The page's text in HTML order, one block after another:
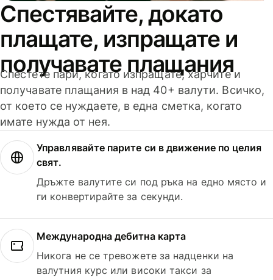
Спестявайте, докато
плащате, изпращате и
получавате плащания
Спестете пари, когато изпращате, харчите и
получавате плащания в над 40+ валути. Всичко,
от което се нуждаете, в една сметка, когато
имате нужда от нея.
Управлявайте парите си в движение по целия
свят.
Дръжте валутите си под ръка на едно място и
ги конвертирайте за секунди.
Международна дебитна карта
Никога не се тревожете за надценки на
валутния курс или високи такси за